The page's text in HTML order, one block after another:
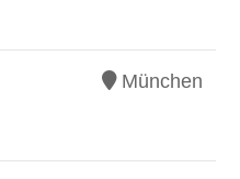
München